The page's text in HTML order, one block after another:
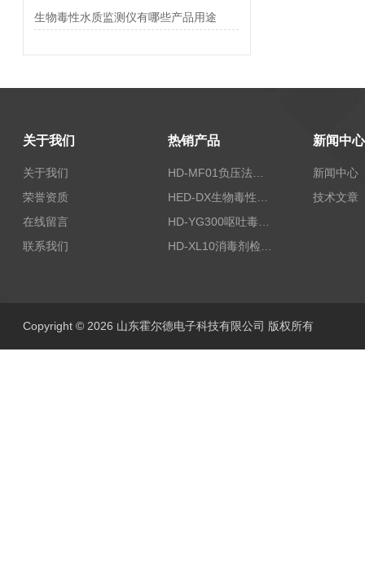
生物毒性水质监测仪有哪些产品用途
关于我们
关于我们
荣誉资质
在线留言
联系我们
热销产品
HD-MF01负压法密封性测试仪
新闻中心
新闻中心
技术文章
Copyright © 2026 山东霍尔德电子科技有限公司 版权所有